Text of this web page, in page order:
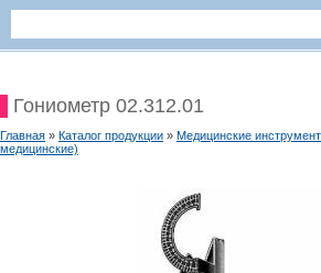
Гониометр 02.312.01
Главная » Каталог продукции » Медицинские
медицинские)